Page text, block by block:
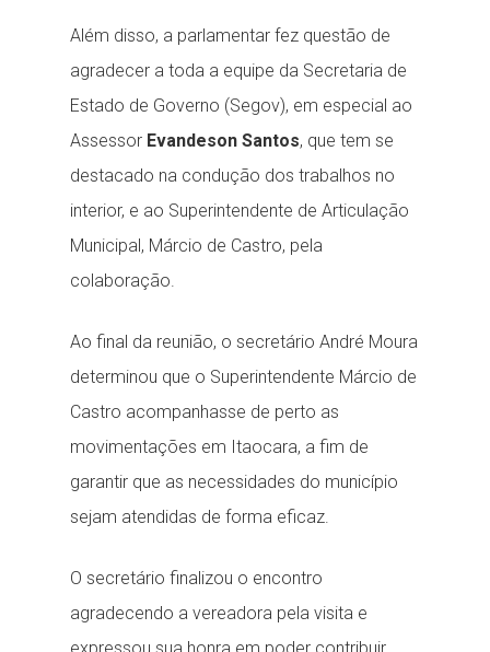
Além disso, a parlamentar fez questão de
agradecer a toda a equipe da Secretaria de
Estado de Governo (Segov), em especial ao
Assessor Evandeson Santos, que tem se
destacado na condução dos trabalhos no
interior, e ao Superintendente de Articulação
Municipal, Márcio de Castro, pela
colaboração.
Ao final da reunião, o secretário André Moura
determinou que o Superintendente Márcio de
Castro acompanhasse de perto as
movimentações em Itaocara, a fim de
garantir que as necessidades do município
sejam atendidas de forma eficaz.
O secretário finalizou o encontro
agradecendo a vereadora pela visita e